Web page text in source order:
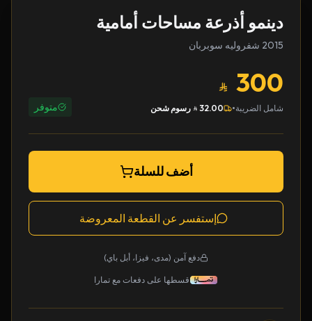
دينمو أذرعة مساحات أمامية
2015 شفروليه سوبربان
300
شامل الضريبة•
32.00 رسوم شحن متوفر
أضف للسلة
إستفسر عن القطعة المعروضة
دفع آمن (مدى، فيزا، أبل باي)
قسطها على دفعات مع تمارا